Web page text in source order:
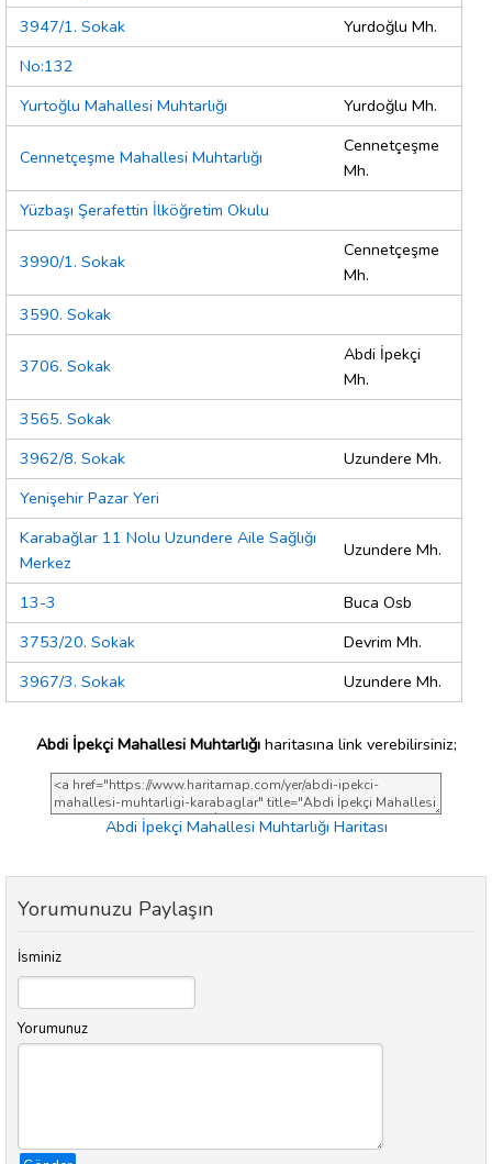
3947/1. Sokak
Yurdoğlu Mh.
No:132
Yurtoğlu Mahallesi Muhtarlığı
Yurdoğlu Mh.
Cennetçeşme Mahallesi Muhtarlığı
Cennetçeşme
Mh.
Yüzbaşı Şerafettin İlköğretim Okulu
3990/1. Sokak
Cennetçeşme
Mh.
3590. Sokak
3706. Sokak
Abdi İpekçi
Mh.
3565. Sokak
3962/8. Sokak
Uzundere Mh.
Yenişehir Pazar Yeri
Karabağlar 11 Nolu Uzundere Aile Sağlığı
Merkez
Uzundere Mh.
13-3
Buca Osb
3753/20. Sokak
Devrim Mh.
3967/3. Sokak
Uzundere Mh.
Abdi İpekçi Mahallesi Muhtarlığıharitasına link verebilirsiniz;
Abdi İpekçi Mahallesi Muhtarlığı Haritası
Yorumunuzu Paylaşın
İsminiz
Yorumunuz